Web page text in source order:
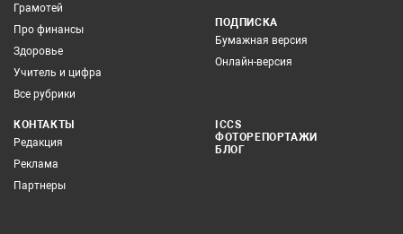
Грамотей
Про финансы
Здоровье
Учитель и цифра
Все рубрики
ПОДПИСКА
Бумажная версия
Онлайн-версия
КОНТАКТЫ
Редакция
Реклама
Партнеры
ICCS
ФОТОРЕПОРТАЖИ
БЛОГ